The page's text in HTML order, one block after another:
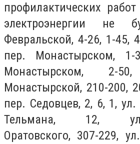
профилактических работ
электроэнергии не
Февральской, 4-26, 1-45,
пер. Монастырском, 1-
Монастырском, 2-
Монастырской, 210-200,
пер. Седовцев, 2, 6, 1,
Тельмана, 12,
Оратовского, 307-229,